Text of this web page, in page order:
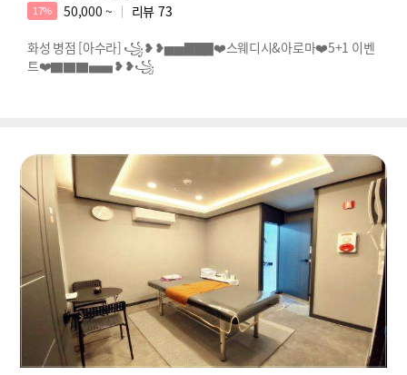
17% 50,000 ~ 리뷰 73
화성 병점 [아수라] ꧁❥❥▅▅▇▇▇❤️스웨디시&아로마❤️5+1 이벤
트❤️▇▇▇▅▅❥❥꧁